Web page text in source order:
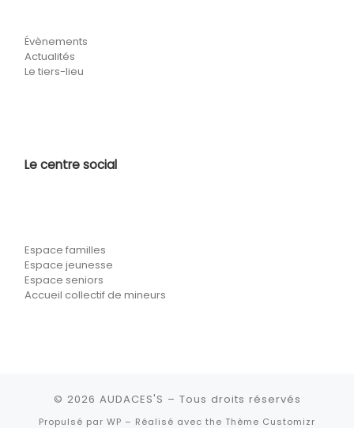
Évènements
Actualités
Le tiers-lieu
Le centre social
Espace familles
Espace jeunesse
Espace seniors
Accueil collectif de mineurs
© 2026 AUDACES'S – Tous droits réservés
Propulsé par WP – Réalisé avec the Thème Customizr